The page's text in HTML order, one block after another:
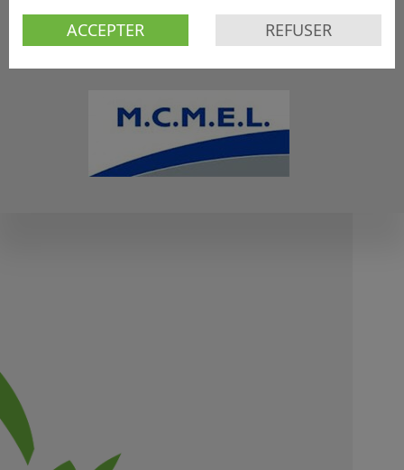
ACCEPTER
REFUSER